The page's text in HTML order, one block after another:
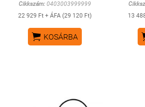
Cikkszám: 0403003999999
22 929 Ft + ÁFA (29 120 Ft)
 KOSÁRBA
13